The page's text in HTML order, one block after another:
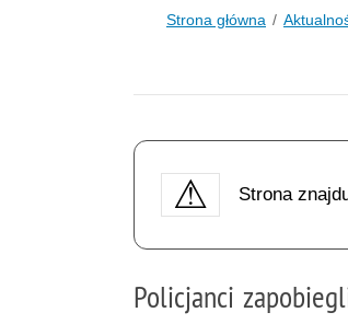
Strona główna
Strona
Policjanci